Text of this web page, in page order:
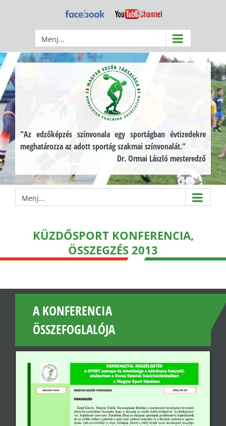
Facebook YouTube
Menj...
"Az edzőképzés színvonala egy sportágban évtizedekre
meghatározza az adott sportág szakmai színvonalát."
Dr. Ormai László mesteredző
Menj...
KÜZDŐSPORT KONFERENCIA,
ÖSSZEGZÉS 2013
A KONFERENCIA
ÖSSZEFOGLALÓJA